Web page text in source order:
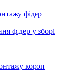
фідер
фідер у зборі
короп